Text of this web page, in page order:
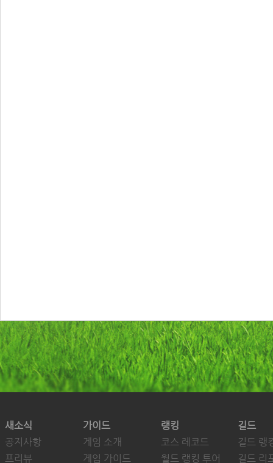
새소식
공지사항
프리뷰
가이드
게임 소개
게임 가이드
랭킹
코스 레코드
월드 랭킹 투어
길드
길드 랭
길드 리